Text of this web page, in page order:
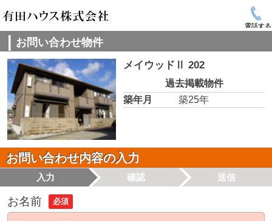
電話する
お問い合わせ物件
メイウッドⅡ 202
過去掲載物件
築年月
築25年
お問い合わせ内容の入力
入力 確認 送信
お名前 必須